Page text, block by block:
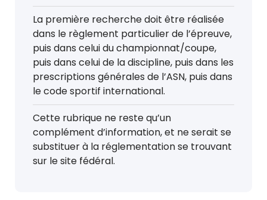
La première recherche doit être réalisée
dans le règlement particulier de l’épreuve,
puis dans celui du championnat/coupe,
puis dans celui de la discipline, puis dans les
prescriptions générales de l’ASN, puis dans
le code sportif international.
Cette rubrique ne reste qu’un
complément d’information, et ne serait se
substituer à la réglementation se trouvant
sur le site fédéral.